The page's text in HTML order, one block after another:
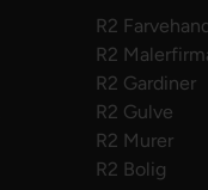
R2
R2
R2 Gardiner
R2 Gulve
R2 Murer
R2 Bolig